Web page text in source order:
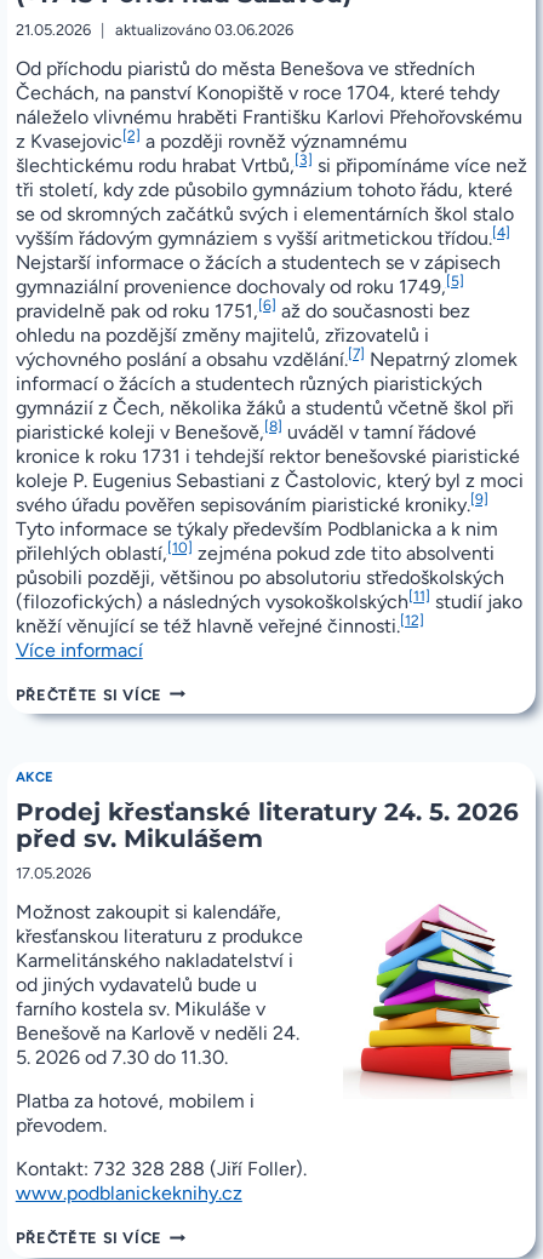
21.05.2026 aktualizováno 03.06.2026
Od příchodu piaristů do města Benešova ve středních
Čechách, na panství Konopiště v roce 1704, které tehdy
náleželo vlivnému hraběti Františku Karlovi Přehořovskému
z Kvasejovic[2] a později rovněž významnému
šlechtickému rodu hrabat Vrtbů,[3] si připomínáme více než
tři století, kdy zde působilo gymnázium tohoto řádu, které
se od skromných začátků svých i elementárních škol stalo
vyšším řádovým gymnáziem s vyšší aritmetickou třídou.[4]
Nejstarší informace o žácích a studentech se v zápisech
gymnaziální provenience dochovaly od roku 1749,[5]
pravidelně pak od roku 1751,[6] až do současnosti bez
ohledu na pozdější změny majitelů, zřizovatelů i
výchovného poslání a obsahu vzdělání.[7] Nepatrný zlomek
informací o žácích a studentech různých piaristických
gymnázií z Čech, několika žáků a studentů včetně škol při
piaristické koleji v Benešově,[8] uváděl v tamní řádové
kronice k roku 1731 i tehdejší rektor benešovské piaristické
koleje P. Eugenius Sebastiani z Častolovic, který byl z moci
svého úřadu pověřen sepisováním piaristické kroniky.[9]
Tyto informace se týkaly především Podblanicka a k nim
přilehlých oblastí,[10] zejména pokud zde tito absolventi
působili později, většinou po absolutoriu středoškolských
(filozofických) a následných vysokoškolských[11] studií jako
kněží věnující se též hlavně veřejné činnosti.[12]
Více informací„Antonín
Kalasanský
Kohout,
fandil
piaristům
nad
Sázavou)“
PŘEČTĚTE SI VÍCE ANTONÍN
KTERÝ
FANDIL
PIARISTŮM
NAD
SÁZAVOU)
AKCE
Prodej křesťanské literatury 24. 5. 2026
před sv. Mikulášem
17.05.2026
Možnost zakoupit si kalendáře,
křesťanskou literaturu z produkce
Karmelitánského nakladatelství i
od jiných vydavatelů bude u
farního kostela sv. Mikuláše v
Benešově na Karlově v neděli 24.
5. 2026 od 7.30 do 11.30.
Platba za hotové, mobilem i
převodem.
Kontakt: 732 328 288 (Jiří Foller).
www.podblanickeknihy.cz
PŘEČTĚTE SI VÍCE PRODEJ